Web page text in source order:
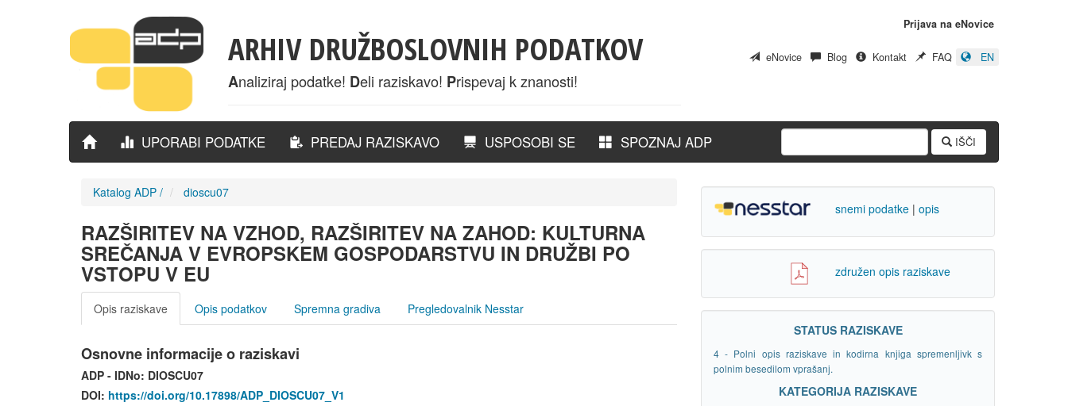
ARHIV DRUŽBOSLOVNIH PODATKOV
Analiziraj podatke! Deli raziskavo! Prispevaj k znanosti!
Prijava na eNovice
eNovice Blog Kontakt FAQ EN
UPORABI PODATKE PREDAJ RAZISKAVO USPOSOBI SE SPOZNAJ ADP IŠČI
Katalog ADP / dioscu07
RAZŠIRITEV NA VZHOD, RAZŠIRITEV NA ZAHOD: KULTURNA
SREČANJA V EVROPSKEM GOSPODARSTVU IN DRUŽBI PO
VSTOPU V EU
Opis raziskave Opis podatkov Spremna gradiva Pregledovalnik Nesstar
Osnovne informacije o raziskavi
ADP - IDNo: DIOSCU07
DOI: https://doi.org/10.17898/ADP_DIOSCU07_V1
snemi podatke |opis
združen opis raziskave
STATUS RAZISKAVE
4 - Polni opis raziskave in kodirna knjiga spremenljivk s
polnim besedilom vprašanj.
KATEGORIJA RAZISKAVE